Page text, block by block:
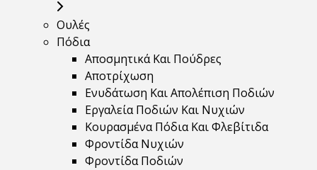
Ουλές
Πόδια
Αποσμητικά Και Πούδρες
Αποτρίχωση
Ενυδάτωση Και Απολέπιση Ποδιών
Εργαλεία Ποδιών Και Νυχιών
Κουρασμένα Πόδια Και Φλεβίτιδα
Φροντίδα Νυχιών
Φροντίδα Ποδιών